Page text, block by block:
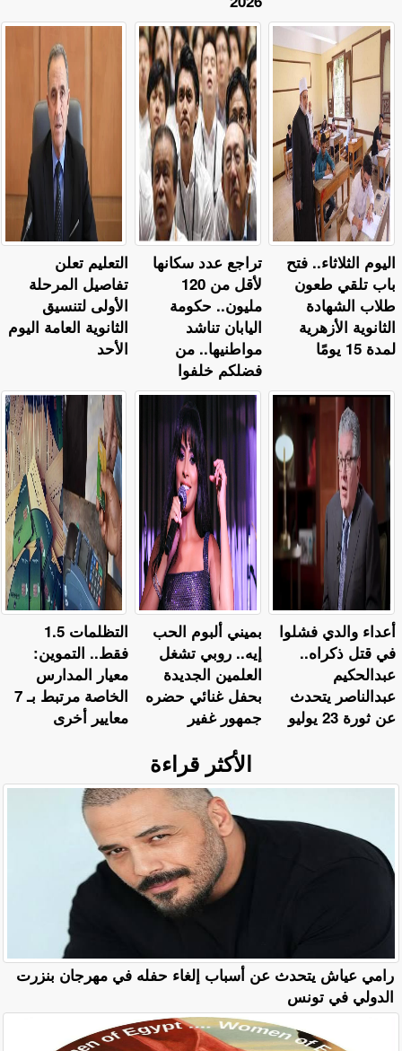
التعليم تعلن
تفاصيل المرحلة
الأولى لتنسيق
الثانوية العامة اليوم
الأحد
تراجع عدد سكانها
لأقل من 120
مليون.. حكومة
اليابان تناشد
مواطنيها.. من
فضلكم خلفوا
اليوم الثلاثاء.. فتح
باب تلقي طعون
طلاب الشهادة
الثانوية الأزهرية
لمدة 15 يومًا
التظلمات 1.5
فقط.. التموين:
معيار المدارس
الخاصة مرتبط بـ 7
معايير أخرى
بميني ألبوم الحب
إيه.. روبي تشغل
العلمين الجديدة
بحفل غنائي حضره
جمهور غفير
أعداء والدي فشلوا
في قتل ذكراه..
عبدالحكيم
عبدالناصر يتحدث
عن ثورة 23 يوليو
الأكثر قراءة
رامي عياش يتحدث عن أسباب إلغاء حفله في مهرجان بنزرت
الدولي في تونس